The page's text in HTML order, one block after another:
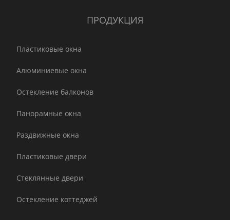
ПРОДУКЦИЯ
Пластиковые окна
Алюминиевые окна
Остекление балконов
Панорамные окна
Раздвижные окна
Пластиковые двери
Стеклянные двери
Остекление коттеджей